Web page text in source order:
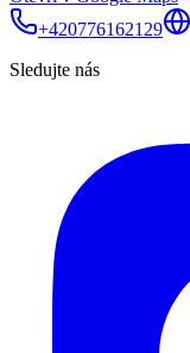
+420776162129
Sledujte nás